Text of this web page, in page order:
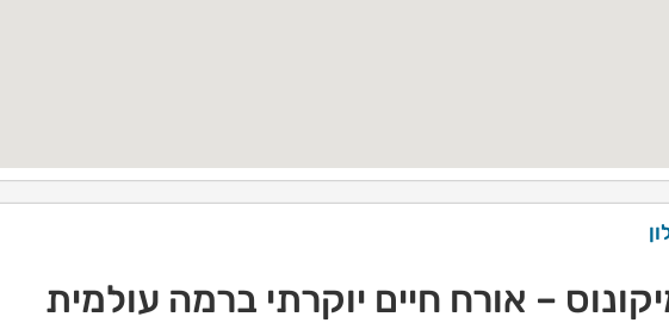
– אורח חיים יוקרתי ברמה עולמית